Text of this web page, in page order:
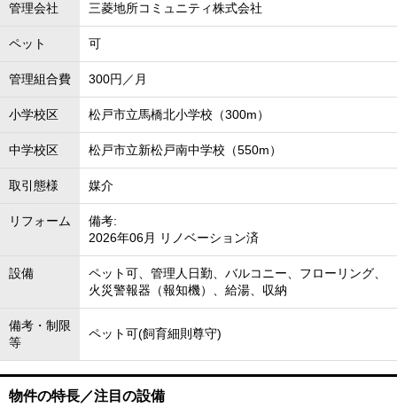
管理会社 三菱地所コミュニティ株式会社
ペット 可
管理組合費 300円／月
小学校区 松戸市立馬橋北小学校（300m）
中学校区 松戸市立新松戸南中学校（550m）
取引態様 媒介
リフォーム
備考:
2026年06月 リノベーション済
設備
ペット可、管理人日勤、バルコニー、フローリング、
火災警報器（報知機）、給湯、収納
備考・制限
等
ペット可(飼育細則尊守)
物件の特長／注目の設備